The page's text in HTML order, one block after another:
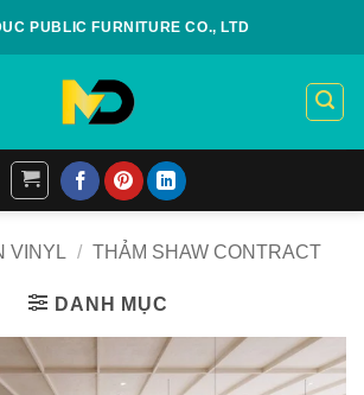
PUBLIC FURNITURE CO., LTD
VINYL / THẢM SHAW CONTRACT
DANH MỤC